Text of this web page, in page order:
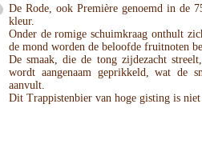
De Rode, ook Première genoemd in de
kleur.
Onder de romige schuimkraag onthult
de mond worden de beloofde fruitnoten
De smaak, die de tong zijdezacht
wordt aangenaam geprikkeld, wat de
aanvult.
Dit Trappistenbier van hoge gisting is niet